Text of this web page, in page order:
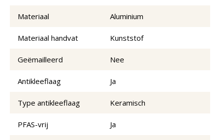
Materiaal Aluminium
Materiaal handvat Kunststof
Geëmailleerd Nee
Antikleeflaag Ja
Type antikleeflaag Keramisch
PFAS-vrij Ja